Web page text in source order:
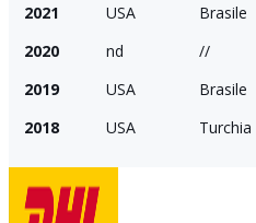
2021
USA Brasile
2020
nd //
2019
USA Brasile
2018
USA Turchia